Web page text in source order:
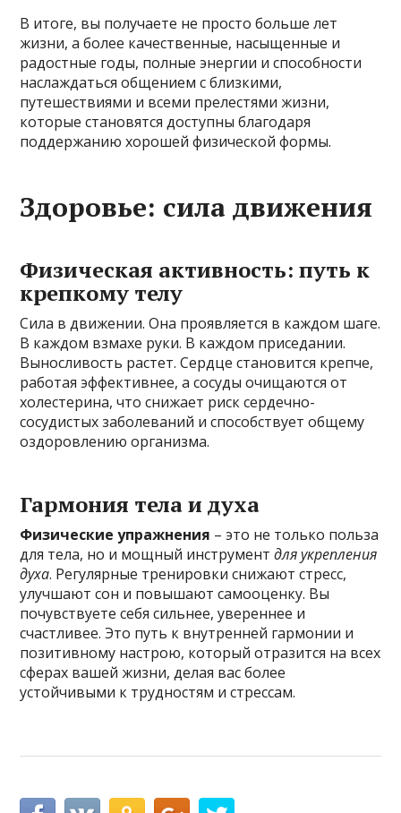
В итоге, вы получаете не просто больше лет
жизни, а более качественные, насыщенные и
радостные годы, полные энергии и способности
наслаждаться общением с близкими,
путешествиями и всеми прелестями жизни,
которые становятся доступны благодаря
поддержанию хорошей физической формы.
Здоровье: сила движения
Физическая активность: путь к
крепкому телу
Сила в движении. Она проявляется в каждом шаге.
В каждом взмахе руки. В каждом приседании.
Выносливость растет. Сердце становится крепче,
работая эффективнее, а сосуды очищаются от
холестерина, что снижает риск сердечно-
сосудистых заболеваний и способствует общему
оздоровлению организма.
Гармония тела и духа
Физические упражнения – это не только польза
для тела, но и мощный инструментдля укрепления
духа. Регулярные тренировки снижают стресс,
улучшают сон и повышают самооценку. Вы
почувствуете себя сильнее, увереннее и
счастливее. Это путь к внутренней гармонии и
позитивному настрою, который отразится на всех
сферах вашей жизни, делая вас более
устойчивыми к трудностям и стрессам.